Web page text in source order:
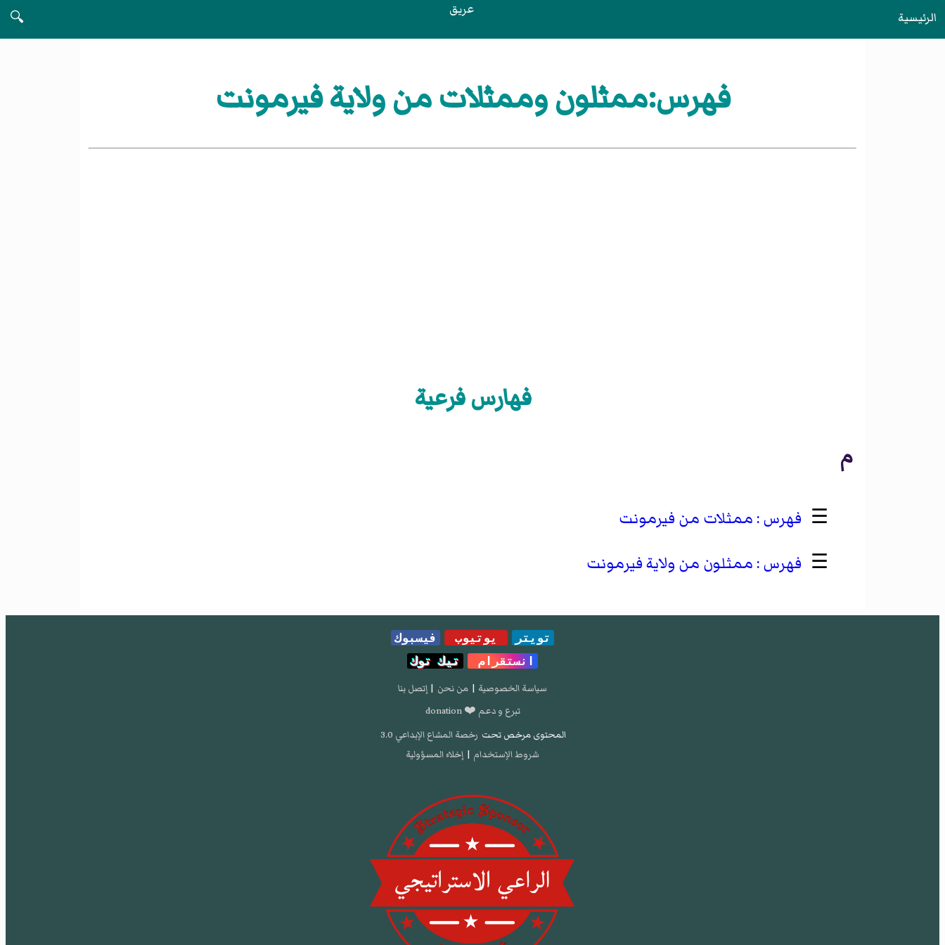
الرئيسية عريق
🔍
فهرس:ممثلون وممثلات من ولاية فيرمونت
فهارس فرعية
م
☰
ممثلات من فيرمونت
☰
ممثلون من ولاية فيرمونت
تويتر يوتيوب
فيسبوك
انستقرام
تيك توك
سياسة الخصوصية | من نحن | إتصل بنا
تبرع و دعم ❤️ donation
المحتوى مرخص تحت رخصة المشاع الإبداعي 3.0
شروط الإستخدام | إخلاء المسؤولية